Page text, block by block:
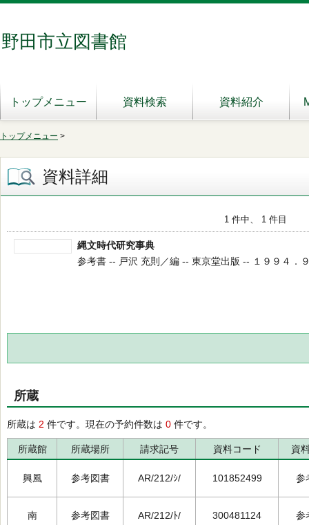
野田市立図書館
トップメニュー 資料検索 資料紹介
トップメニュー >
資料詳細
1 件中、 1 件目
縄文時代研究事典
参考書 -- 戸沢 充則／編 -- 東京堂出版 -- １９９４．
所蔵
所蔵は 2 件です。現在の予約件数は 0 件です。
所蔵館 所蔵場所 請求記号 資料コード 資
興風 参考図書 AR/212/ｼ/ 101852499 参
南 参考図書 AR/212/ﾄ/ 300481124 参